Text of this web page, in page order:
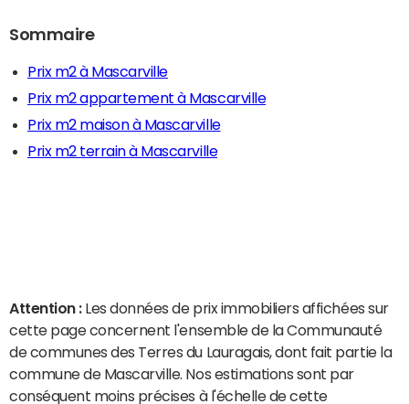
Sommaire
Prix m2 à Mascarville
Prix m2 appartement à Mascarville
Prix m2 maison à Mascarville
Prix m2 terrain à Mascarville
Attention : Les données de prix immobiliers affichées sur
cette page concernent l'ensemble de la Communauté
de communes des Terres du Lauragais, dont fait partie la
commune de Mascarville. Nos estimations sont par
conséquent moins précises à l'échelle de cette